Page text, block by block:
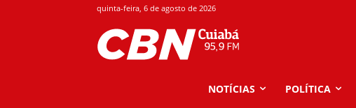
quinta-feira, 6 de agosto de 2026
NOTÍCIAS POLÍTICA